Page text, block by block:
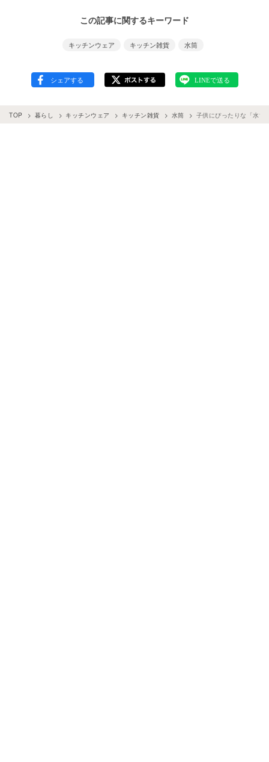
この記事に関するキーワード
キッチンウェア キッチン雑貨 水筒
TOP 暮らし キッチンウェア キッチン雑貨 水筒 子供にぴったりな「水筒